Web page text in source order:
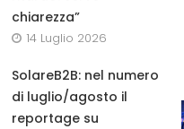
chiarezza”
14 Luglio 2026
SolareB2B: nel numero
di luglio/agosto il
reportage su